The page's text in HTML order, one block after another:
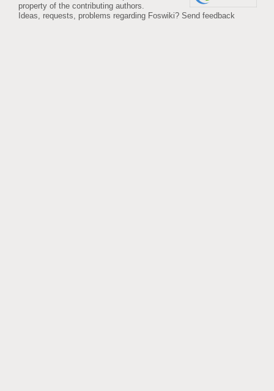
property of the contributing authors.
Ideas, requests, problems regarding Foswiki? Send feedback